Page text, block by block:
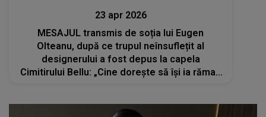
23 apr 2026
MESAJUL transmis de soția lui Eugen
Olteanu, după ce trupul neînsuflețit al
designerului a fost depus la capela
Cimitirului Bellu: „Cine dorește să își ia rămas